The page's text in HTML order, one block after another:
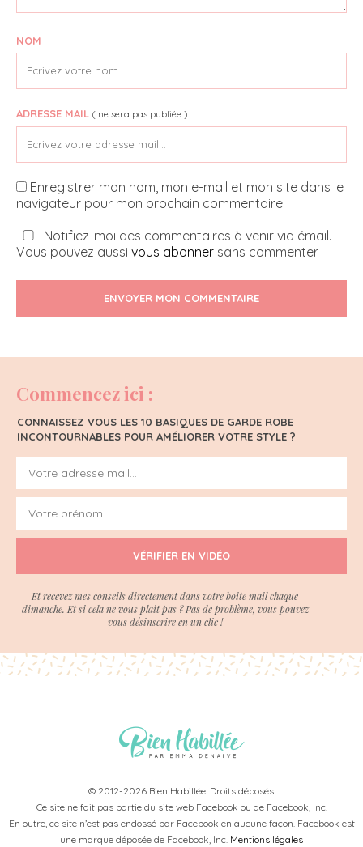
NOM
ADRESSE MAIL ( ne sera pas publiée )
Enregistrer mon nom, mon e-mail et mon site dans le
navigateur pour mon prochain commentaire.
Notifiez-moi des commentaires à venir via émail.
Vous pouvez aussi vous abonner sans commenter.
ENVOYER MON COMMENTAIRE
Commencez ici :
CONNAISSEZ VOUS LES 10 BASIQUES DE GARDE ROBE
INCONTOURNABLES POUR AMÉLIORER VOTRE STYLE ?
VÉRIFIER EN VIDÉO
Et recevez mes conseils directement dans votre boite mail chaque
dimanche. Et si cela ne vous plait pas ? Pas de problème, vous pouvez
vous désinscrire en un clic !
© 2012-2026 Bien Habillée. Droits déposés.
Ce site ne fait pas partie du site web Facebook ou de Facebook, Inc.
En outre, ce site n’est pas endossé par Facebook en aucune façon. Facebook est
une marque déposée de Facebook, Inc. Mentions légales